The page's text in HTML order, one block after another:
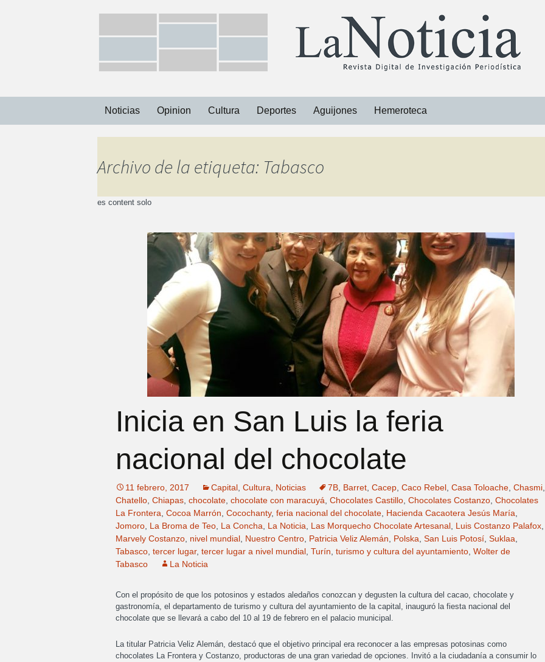
Noticias
Capital
Municipios
Opinion Cultura Deportes Aguijones Hemeroteca
Libros
Archivo de la etiqueta: Tabasco
es content solo
Inicia en San Luis la feria
nacional del chocolate
11 febrero, 2017 Capital Cultura Noticias 7B Barret Cacep Caco Rebel Casa Toloache Chasmi
Chatello Chiapas chocolate chocolate con maracuyá Chocolates Castillo Chocolates Costanzo Chocolates
La Frontera Cocoa Marrón Cocochanty, feria nacional del chocolate Hacienda Cacaotera Jesús María
Jomoro La Broma de Teo La Concha La Noticia Las Morquecho Chocolate Artesanal Luis Costanzo Palafox
Marvely Costanzo nivel mundial Nuestro Centro Patricia Veliz Alemán Polska San Luis Potosí Suklaa
Tabasco tercer lugar, tercer lugar a nivel mundial Turín turismo y cultura del ayuntamiento Wolter de
Tabasco
La Noticia
Con el propósito de que los potosinos y estados aledaños conozcan y degusten la cultura del cacao, chocolate y
gastronomía, el departamento de turismo y cultura del ayuntamiento de la capital, inauguró la fiesta nacional del
chocolate que se llevará a cabo del 10 al 19 de febrero en el palacio municipal.
La titular Patricia Veliz Alemán, destacó que el objetivo principal era reconocer a las empresas potosinas como
chocolates La Frontera y Costanzo, productoras de una gran variedad de opciones. Invitó a la ciudadanía a consumir lo